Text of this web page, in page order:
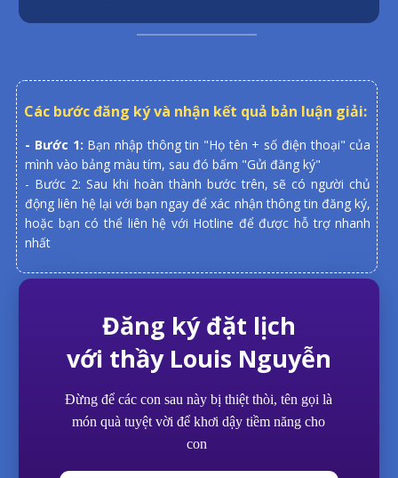
Đừng để các con sau này bị thiệt thòi, tên gọi là
món quà tuyệt vời để khơi dậy tiềm năng cho
con
Đăng ký đặt lịch
với thầy Louis Nguyễn
Các bước đăng ký và nhận kết quả bản luận giải:
- Bước 1: Bạn nhập thông tin "Họ tên + số điện thoại" của
mình vào bảng màu tím, sau đó bấm "Gửi đăng ký"
- Bước 2: Sau khi hoàn thành bước trên, sẽ có người chủ
động liên hệ lại với bạn ngay để xác nhận thông tin đăng ký,
hoặc bạn có thể liên hệ với Hotline để được hỗ trợ nhanh
nhất